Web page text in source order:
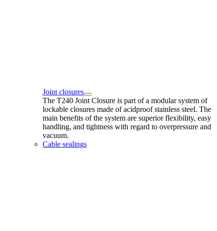
Joint closures
The T240 Joint Closure is part of a modular system of
lockable closures made of acidproof stainless steel. The
main benefits of the system are superior flexibility, easy
handling, and tightness with regard to overpressure and
vacuum.
Cable sealings